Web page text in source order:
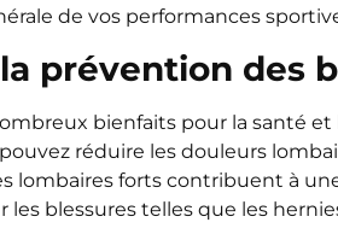
de vos performances
prévention des
bienfaits pour la santé
réduire les douleurs
lombaires forts contribuent à
blessures telles que les